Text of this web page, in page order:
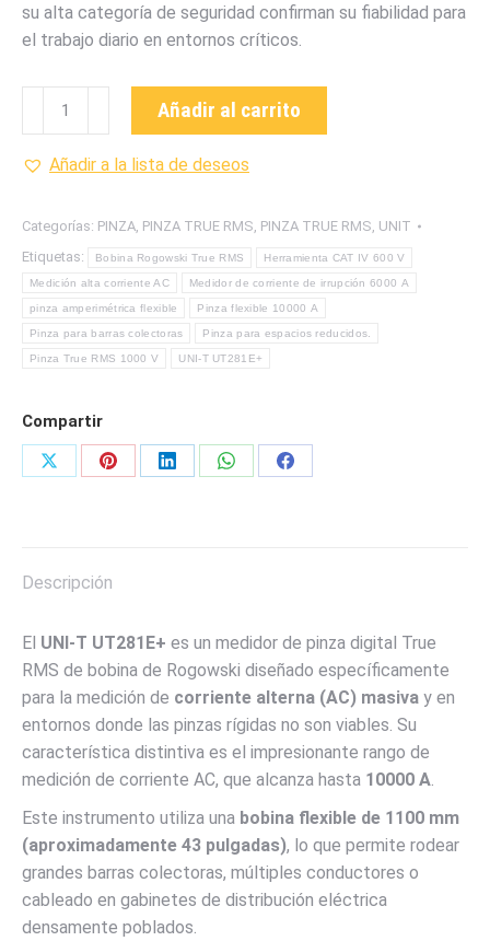
su alta categoría de seguridad confirman su fiabilidad para
el trabajo diario en entornos críticos.
UT281E+
TRUE
FLEXIBLE
MARCA
UNI-
T
cantidad
Añadir al carrito
Añadir a la lista de deseos
Categorías: PINZA PINZA TRUE RMS PINZA TRUE RMS UNIT
Etiquetas:
Bobina Rogowski True RMS Herramienta CAT IV 600 V
Medición alta corriente AC Medidor de corriente de irrupción 6000 A
pinza amperimétrica flexible Pinza flexible 10000 A
Pinza para barras colectoras Pinza para espacios reducidos.
Pinza True RMS 1000 V UNI-T UT281E+
Compartir
Share
Share
Share
Share
Share
Descripción
El UNI-T UT281E+ es un medidor de pinza digital True
RMS de bobina de Rogowski diseñado específicamente
para la medición de corriente alterna (AC) masiva y en
entornos donde las pinzas rígidas no son viables. Su
característica distintiva es el impresionante rango de
medición de corriente AC, que alcanza hasta 10000 A.
Este instrumento utiliza una bobina flexible de 1100 mm
(aproximadamente 43 pulgadas), lo que permite rodear
grandes barras colectoras, múltiples conductores o
cableado en gabinetes de distribución eléctrica
densamente poblados.